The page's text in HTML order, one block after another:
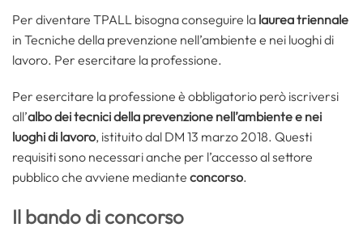
Per diventare TPALL bisogna conseguire la laurea triennale
in Tecniche della prevenzione nell’ambiente e nei luoghi di
lavoro. Per esercitare la professione.
Per esercitare la professione è obbligatorio però iscriversi
all’albo dei tecnici della prevenzione nell’ambiente e nei
luoghi di lavoro, istituito dal DM 13 marzo 2018. Questi
requisiti sono necessari anche per l’accesso al settore
pubblico che avviene mediante concorso.
Il bando di concorso